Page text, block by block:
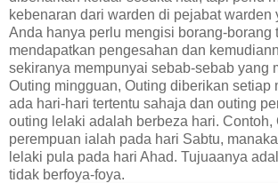
kebenaran dari warden di pejabat warden
Anda hanya perlu mengisi borang-borang
mendapatkan pengesahan dan
sekiranya mempunyai sebab-sebab yang
Outing mingguan, Outing diberikan setiap
ada hari-hari tertentu sahaja dan outing
outing lelaki adalah berbeza hari. Contoh,
perempuan ialah pada hari Sabtu,
lelaki pula pada hari Ahad. Tujuaanya
tidak berfoya-foya.